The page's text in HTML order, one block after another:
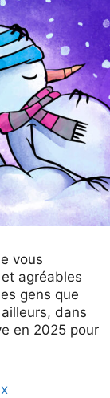
vous
agréables
gens que
dans
en 2025 pour